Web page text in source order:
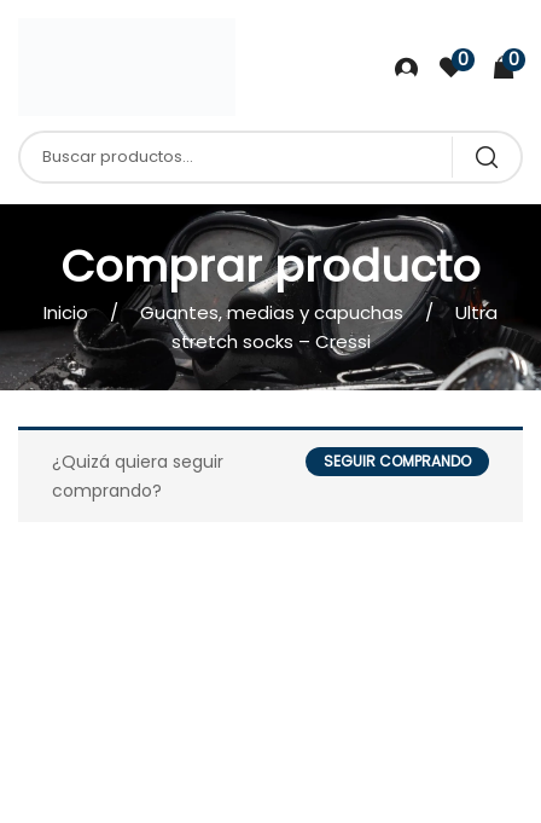
0 0
Comprar producto
Inicio Guantes, medias y capuchas
Ultra
stretch socks – Cressi
SEGUIR COMPRANDO
¿Quizá quiera seguir
comprando?